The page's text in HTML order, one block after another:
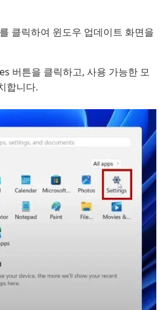
클릭하여 윈도우 업데이트 화면을
버튼을 클릭하고, 사용 가능한 모
합니다.